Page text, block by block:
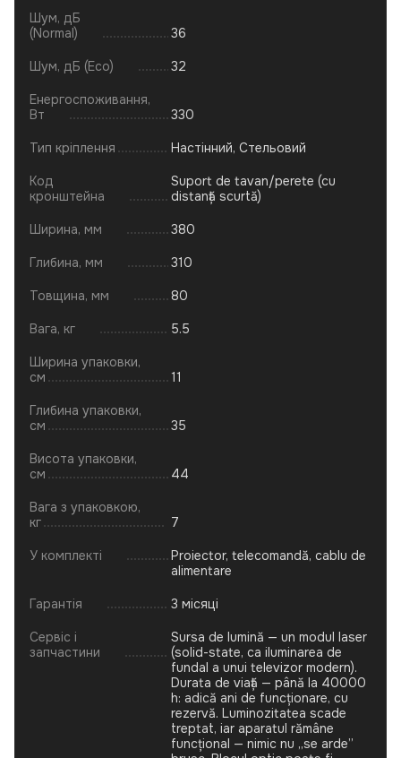
Шум, дБ
(Normal)
36
Шум, дБ (Eco) 32
Енергоспоживання,
Вт
330
Тип кріплення Настінний, Стельовий
Код
кронштейна
Suport de tavan/perete (cu
distanță scurtă)
Ширина, мм 380
Глибина, мм 310
Товщина, мм 80
Вага, кг 5.5
Ширина упаковки,
см
11
Глибина упаковки,
см
35
Висота упаковки,
см
44
Вага з упаковкою,
кг
7
У комплекті
Proiector, telecomandă, cablu de
alimentare
Гарантія 3 місяці
Сервіс і
запчастини
Sursa de lumină — un modul laser
(solid-state, ca iluminarea de
fundal a unui televizor modern).
Durata de viață — până la 40000
h: adică ani de funcționare, cu
rezervă. Luminozitatea scade
treptat, iar aparatul rămâne
funcțional — nimic nu „se arde”